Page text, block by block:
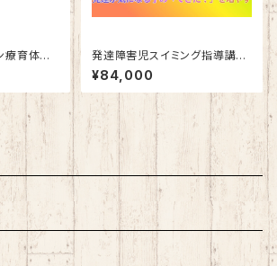
療育体験
発達障害児スイミング指導講座
（ベーシックプランあり）
¥84,000